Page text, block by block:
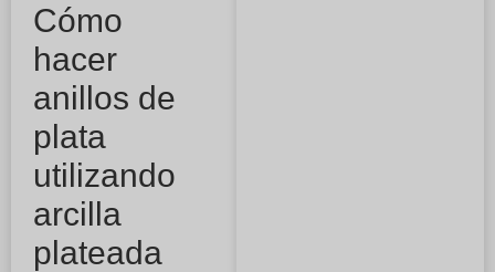
Cómo
hacer
anillos de
plata
utilizando
arcilla
plateada